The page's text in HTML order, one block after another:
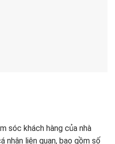
sóc khách hàng của nhà
nhân liên quan, bao gồm số